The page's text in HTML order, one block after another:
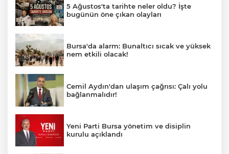
5 Ağustos'ta tarihte neler oldu? İşte
bugünün öne çıkan olayları
Bursa'da alarm: Bunaltıcı sıcak ve yüksek
nem etkili olacak!
Cemil Aydın'dan ulaşım çağrısı: Çalı yolu
bağlanmalıdır!
Yeni Parti Bursa yönetim ve disiplin
kurulu açıklandı